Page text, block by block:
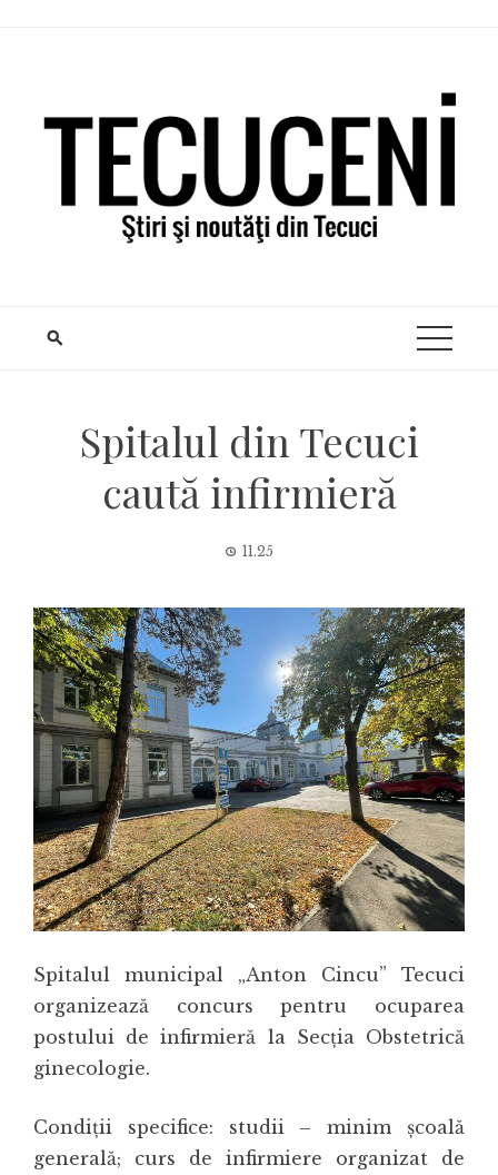
Spitalul din Tecuci
caută infirmieră
11.25
Spitalul municipal „Anton Cincu” Tecuci
organizează concurs pentru ocuparea
postului de infirmieră la Secţia Obstetrică
ginecologie.
Condiţii specifice: studii – minim școală
generală; curs de infirmiere organizat de